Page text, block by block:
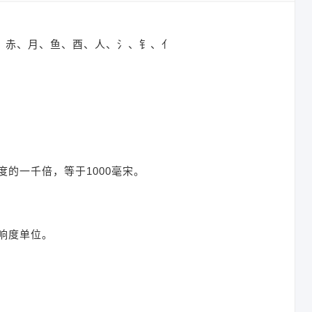
、月、鱼、酉、人、氵、钅、亻
一千倍，等于1000毫宋。
度单位。